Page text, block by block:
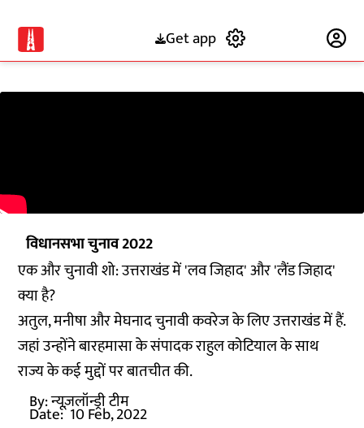
Get app
विधानसभा चुनाव 2022
एक और चुनावी शो: उत्तराखंड में 'लव जिहाद' और 'लैंड जिहाद'
क्या है?
अतुल, मनीषा और मेघनाद चुनावी कवरेज के लिए उत्तराखंड में हैं.
जहां उन्होंने बारहमासा के संपादक राहुल कोटियाल के साथ
राज्य के कई मुद्दों पर बातचीत की.
By:न्यूज़लॉन्ड्री टीम
Date: 10 Feb, 2022